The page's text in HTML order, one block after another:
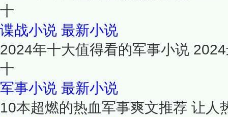
十
谍战小说 最新小说
2024年十大值得看的军事小说
十
军事小说 最新小说
10本超燃的热血军事爽文推荐 让人